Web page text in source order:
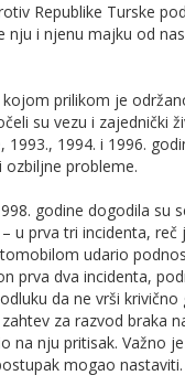
Republike Turske
nju i njenu majku od
prilikom je
su vezu i zajednički
1994. i 1996.
ozbiljne probleme.
godine dogodila su
u prva tri incidenta,
udario
prva dva incidenta,
da ne vrši
za razvod braka
na nju pritisak. Važno
mogao nastaviti.